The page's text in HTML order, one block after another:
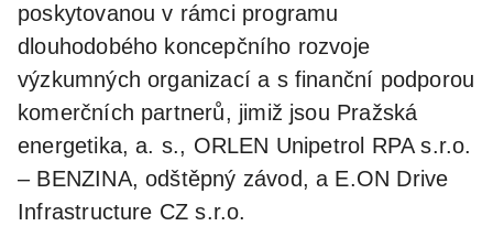
poskytovanou v rámci programu
dlouhodobého koncepčního rozvoje
výzkumných organizací a s finanční podporou
komerčních partnerů, jimiž jsou Pražská
energetika, a. s., ORLEN Unipetrol RPA s.r.o.
– BENZINA, odštěpný závod, a E.ON Drive
Infrastructure CZ s.r.o.